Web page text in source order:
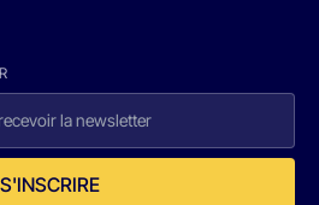
S'INSCRIRE